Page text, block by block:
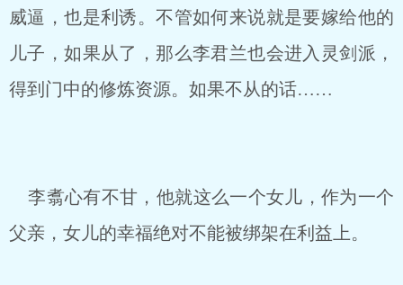
威逼，也是利诱。不管如何来说就是要嫁给他的
儿子，如果从了，那么李君兰也会进入灵剑派，
得到门中的修炼资源。如果不从的话……
李翥心有不甘，他就这么一个女儿，作为一个
父亲，女儿的幸福绝对不能被绑架在利益上。